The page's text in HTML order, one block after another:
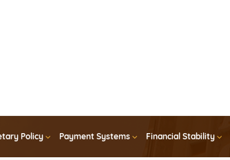
Policy Payment Systems Financial Stability